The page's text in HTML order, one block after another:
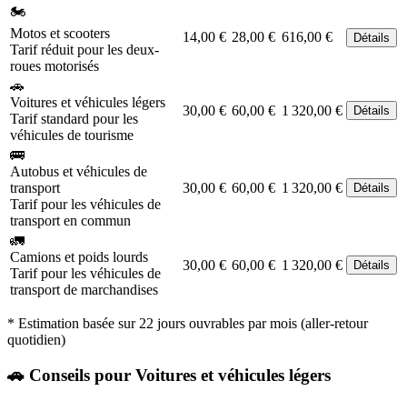
🏍️
Motos et scooters
Tarif réduit pour les deux-
roues motorisés
14,00 € 28,00 € 616,00 € Détails
🚗
Voitures et véhicules légers
Tarif standard pour les
véhicules de tourisme
30,00 € 60,00 € 1 320,00 € Détails
🚌
Autobus et véhicules de
transport
Tarif pour les véhicules de
transport en commun
30,00 € 60,00 € 1 320,00 € Détails
🚛
Camions et poids lourds
Tarif pour les véhicules de
transport de marchandises
30,00 € 60,00 € 1 320,00 € Détails
* Estimation basée sur 22 jours ouvrables par mois (aller-retour
quotidien)
🚗 Conseils pour Voitures et véhicules légers